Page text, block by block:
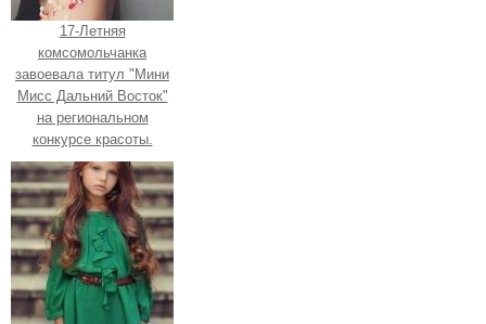
17-Летняя
комсомольчанка
завоевала титул "Мини
Мисс Дальний Восток"
на региональном
конкурсе красоты.